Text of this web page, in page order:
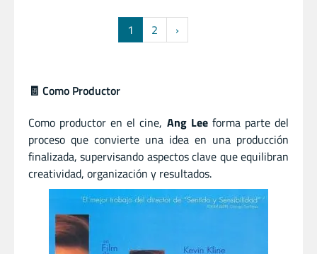
1 2 ›
🧾 Como Productor
Como productor en el cine, Ang Leeforma parte del
proceso que convierte una idea en una producción
finalizada, supervisando aspectos clave que equilibran
creatividad, organización y resultados.